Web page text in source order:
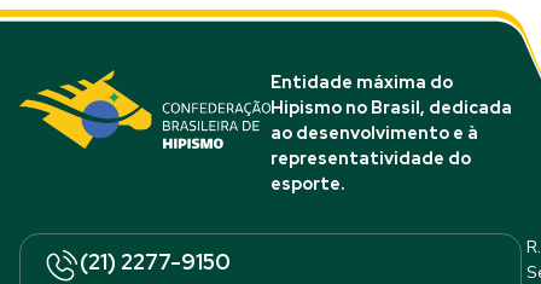
Entidade máxima do
Hipismo no Brasil, dedicada
ao desenvolvimento e à
representatividade do
esporte.
(21) 2277-9150
R.